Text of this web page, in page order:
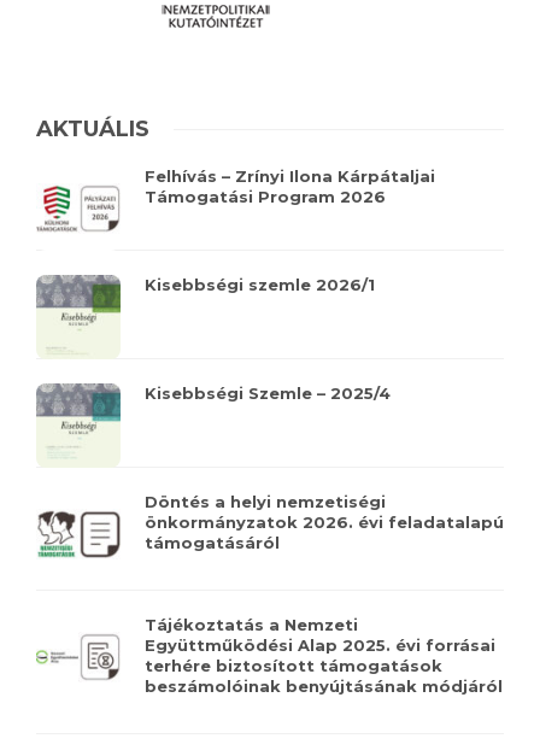
AKTUÁLIS
Felhívás – Zrínyi Ilona Kárpátaljai
Támogatási Program 2026
Kisebbségi szemle 2026/1
Kisebbségi Szemle – 2025/4
Döntés a helyi nemzetiségi
önkormányzatok 2026. évi feladatalapú
támogatásáról
Tájékoztatás a Nemzeti
Együttműködési Alap 2025. évi forrásai
terhére biztosított támogatások
beszámolóinak benyújtásának módjáról